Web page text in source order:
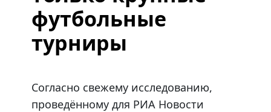
футбольные
турниры
Согласно свежему исследованию,
проведённому для РИА Новости